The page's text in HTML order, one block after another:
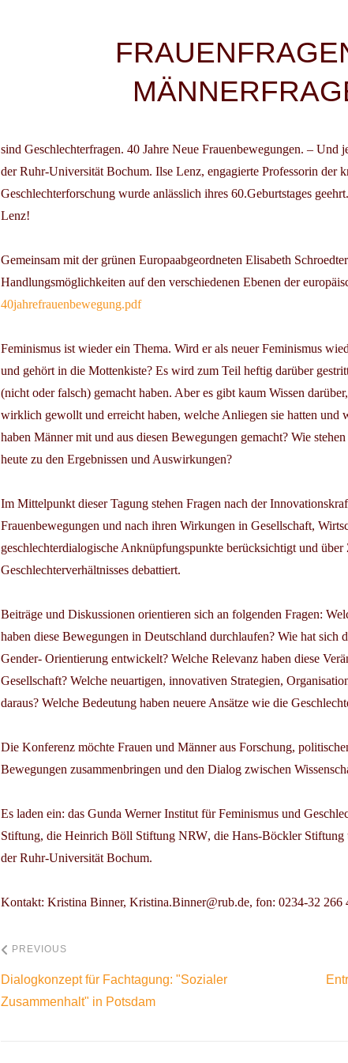
sind Geschlechterfragen. 40 Jahre Neue Frauenbewegungen. – Und
der Ruhr-Universität Bochum. Ilse Lenz, engagierte Professorin der
Geschlechterforschung wurde anlässlich ihres 60.Geburtstages
Lenz!
Gemeinsam mit der grünen Europaabgeordneten Elisabeth Schroedter
Handlungsmöglichkeiten auf den verschiedenen Ebenen der
40jahrefrauenbewegung.pdf
Feminismus ist wieder ein Thema. Wird er als neuer Feminismus
und gehört in die Mottenkiste? Es wird zum Teil heftig darüber
(nicht oder falsch) gemacht haben. Aber es gibt kaum Wissen
wirklich gewollt und erreicht haben, welche Anliegen sie hatten und
haben Männer mit und aus diesen Bewegungen gemacht? Wie
heute zu den Ergebnissen und Auswirkungen?
Im Mittelpunkt dieser Tagung stehen Fragen nach der
Frauenbewegungen und nach ihren Wirkungen in Gesellschaft,
geschlechterdialogische Anknüpfungspunkte berücksichtigt und
Geschlechterverhältnisses debattiert.
Beiträge und Diskussionen orientieren sich an folgenden Fragen:
haben diese Bewegungen in Deutschland durchlaufen? Wie hat sich
Gender- Orientierung entwickelt? Welche Relevanz haben diese
Gesellschaft? Welche neuartigen, innovativen Strategien,
daraus? Welche Bedeutung haben neuere Ansätze wie die
Die Konferenz möchte Frauen und Männer aus Forschung,
Bewegungen zusammenbringen und den Dialog zwischen
Es laden ein: das Gunda Werner Institut für Feminismus und
Stiftung, die Heinrich Böll Stiftung NRW, die Hans-Böckler Stiftung
der Ruhr-Universität Bochum.
Kontakt: Kristina Binner, Kristina.Binner@rub.de, fon: 0234-32 266
Beitragsnavigation
PREVIOUS
Dialogkonzept für Fachtagung: "Sozialer
Zusammenhalt" in Potsdam